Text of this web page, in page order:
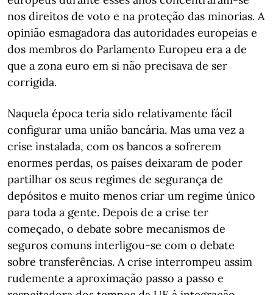
nos direitos de voto e na proteção das minorias. A
opinião esmagadora das autoridades europeias e
dos membros do Parlamento Europeu era a de
que a zona euro em si não precisava de ser
corrigida.
Naquela época teria sido relativamente fácil
configurar uma união bancária. Mas uma vez a
crise instalada, com os bancos a sofrerem
enormes perdas, os países deixaram de poder
partilhar os seus regimes de segurança de
depósitos e muito menos criar um regime único
para toda a gente. Depois de a crise ter
começado, o debate sobre mecanismos de
seguros comuns interligou-se com o debate
sobre transferências. A crise interrompeu assim
rudemente a aproximação passo a passo e